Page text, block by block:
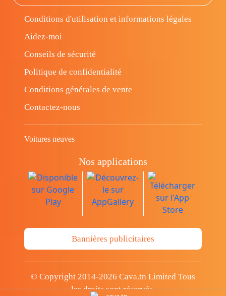
Conditions d'utilisation et informations légales
Aidez-moi
Conseils de sécurité
Politique de confidentialité
Conditions générales de vente
Contactez-nous
Voitures neuves
Nos applications
Bannières publicitaires
© Copyright 2014-2026 Cava.tn Limited Tous
les droits sont réservés.